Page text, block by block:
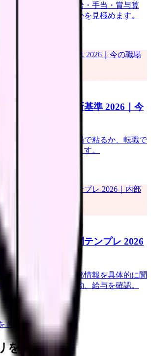
料が低い時は、基本給・手当・賞与算
し、改善しない職場かを見極めます。
看護師の転職判断基準 2026｜今
るか
護師向けに、今の職場で粘るか、転職で
の判断基準を整理します。
担当者に聞く質問テンプレ 2026
出す聞き方
は、求人票にない内部情報を具体的に聞
理由、教育体制、夜勤、給与を確認。
もっと見る
を探す